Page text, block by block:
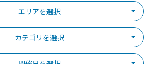
エリアを選択
カテゴリを選択